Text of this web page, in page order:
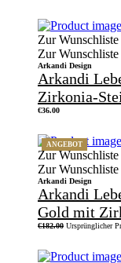
Zur
Zur
Arkandi Design
Arkandi
Zirkonia-
€36.00
ANGEBOT
Zur
Zur
Arkandi Design
Arkandi
Gold mit
€182.00 Ursprünglicher